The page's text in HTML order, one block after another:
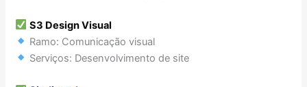
S3 Design Visual
Ramo: Comunicação visual
Serviços: Desenvolvimento de site